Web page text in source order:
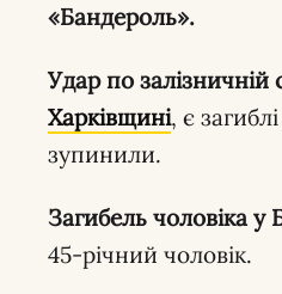
«Бандероль».
Удар по залізничній
Харківщині, є
зупинили.
Загибель чоловіка у
45-річний чоловік.